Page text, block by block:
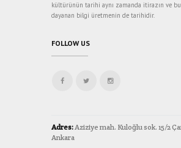
kültürünün tarihi aynı zamanda itirazın ve
dayanan bilgi üretmenin de tarihidir.
FOLLOW US
Adres:Aziziye mah. Kuloğlu sok. 15/2
Ankara